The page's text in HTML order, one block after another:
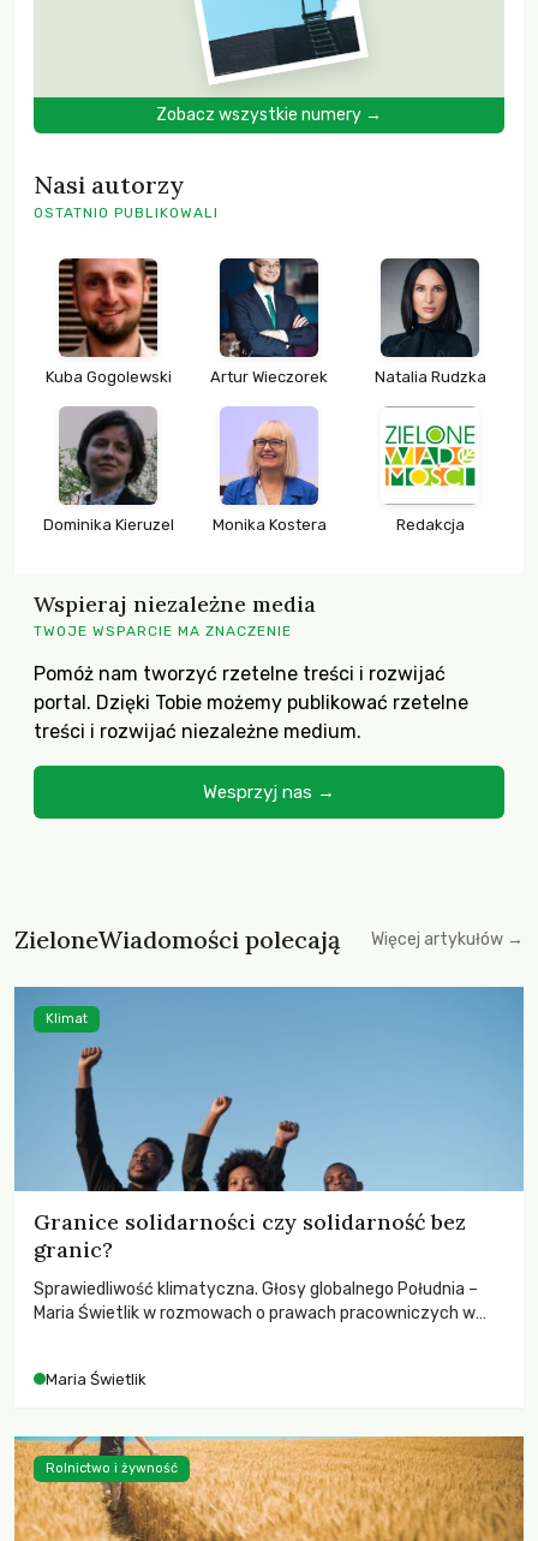
Zobacz wszystkie numery →
Nasi autorzy
OSTATNIO PUBLIKOWALI
Kuba Gogolewski Artur Wieczorek Natalia Rudzka
Dominika Kieruzel Monika Kostera Redakcja
Wspieraj niezależne media
TWOJE WSPARCIE MA ZNACZENIE
Pomóż nam tworzyć rzetelne treści i rozwijać
portal. Dzięki Tobie możemy publikować rzetelne
treści i rozwijać niezależne medium.
Wesprzyj nas →
ZieloneWiadomości polecają Więcej artykułów →
Granice solidarności czy solidarność bez
granic?
Sprawiedliwość klimatyczna. Głosy globalnego Południa –
Maria Świetlik w rozmowach o prawach pracowniczych w
Maria Świetlik
Klimat
Rolnictwo i żywność